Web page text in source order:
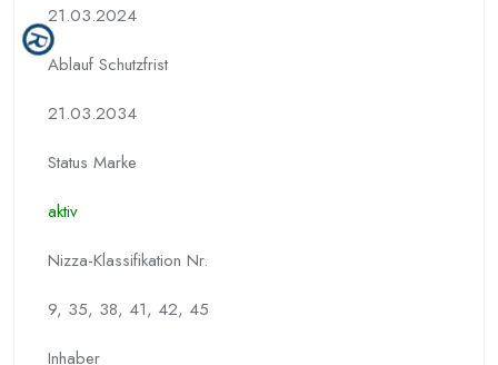
21.03.2024
Ablauf Schutzfrist
21.03.2034
Status Marke
aktiv
Nizza-Klassifikation Nr.
9, 35, 38, 41, 42, 45
Inhaber